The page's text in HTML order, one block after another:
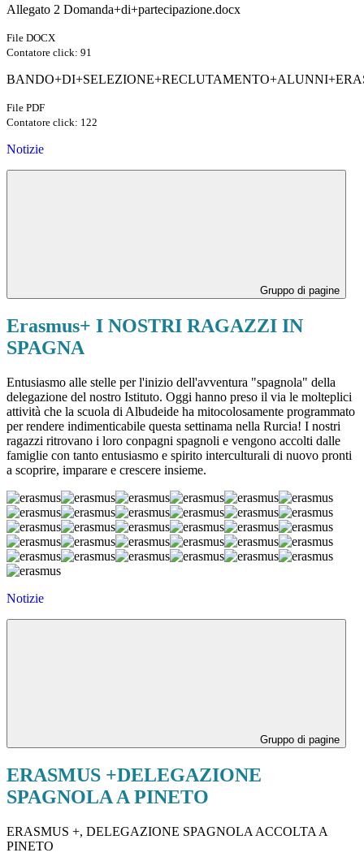
Allegato 2 Domanda+di+partecipazione.docx
File DOCX
Contatore click: 91
File PDF
Contatore click: 122
Notizie
Gruppo di pagine
Erasmus+ I NOSTRI RAGAZZI IN
SPAGNA
Entusiasmo alle stelle per l'inizio dell'avventura "spagnola" della
delegazione del nostro Istituto. Oggi hanno preso il via le molteplici
attività che la scuola di Albudeide ha mitocolosamente programmato
per rendere indimenticabile questa settinama nella Rurcia! I nostri
ragazzi ritrovano i loro conpagni spagnoli e vengono accolti dalle
famiglie con tanto entusiasmo e spirito interculturali di nuovo pronti
a scoprire, imparare e crescere insieme.
Notizie
Gruppo di pagine
ERASMUS +DELEGAZIONE
SPAGNOLA A PINETO
ERASMUS +, DELEGAZIONE SPAGNOLA ACCOLTA A
PINETO